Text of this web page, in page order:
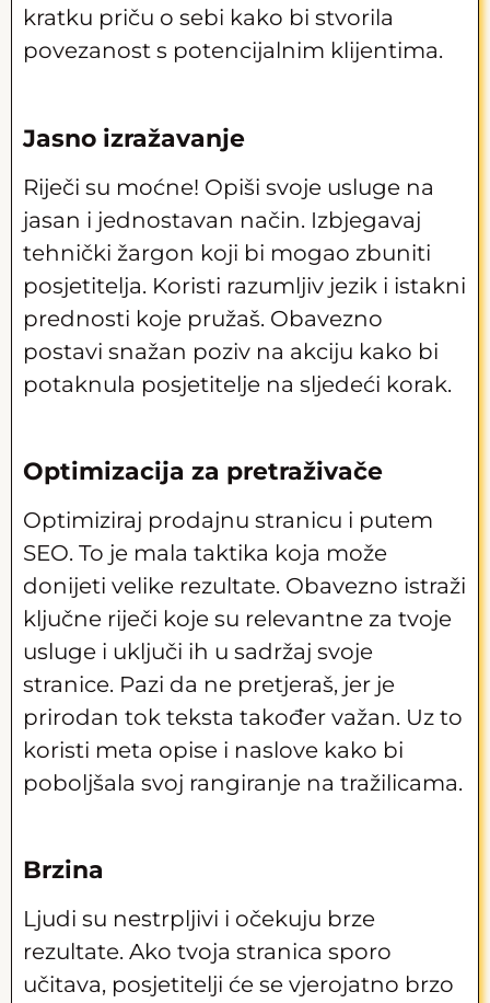
kratku priču o sebi kako bi stvorila
povezanost s potencijalnim klijentima.
Jasno izražavanje
Riječi su moćne! Opiši svoje usluge na
jasan i jednostavan način. Izbjegavaj
tehnički žargon koji bi mogao zbuniti
posjetitelja. Koristi razumljiv jezik i istakni
prednosti koje pružaš. Obavezno
postavi snažan poziv na akciju kako bi
potaknula posjetitelje na sljedeći korak.
Optimizacija za pretraživače
Optimiziraj prodajnu stranicu i putem
SEO. To je mala taktika koja može
donijeti velike rezultate. Obavezno istraži
ključne riječi koje su relevantne za tvoje
usluge i uključi ih u sadržaj svoje
stranice. Pazi da ne pretjeraš, jer je
prirodan tok teksta također važan. Uz to
koristi meta opise i naslove kako bi
poboljšala svoj rangiranje na tražilicama.
Brzina
Ljudi su nestrpljivi i očekuju brze
rezultate. Ako tvoja stranica sporo
učitava, posjetitelji će se vjerojatno brzo